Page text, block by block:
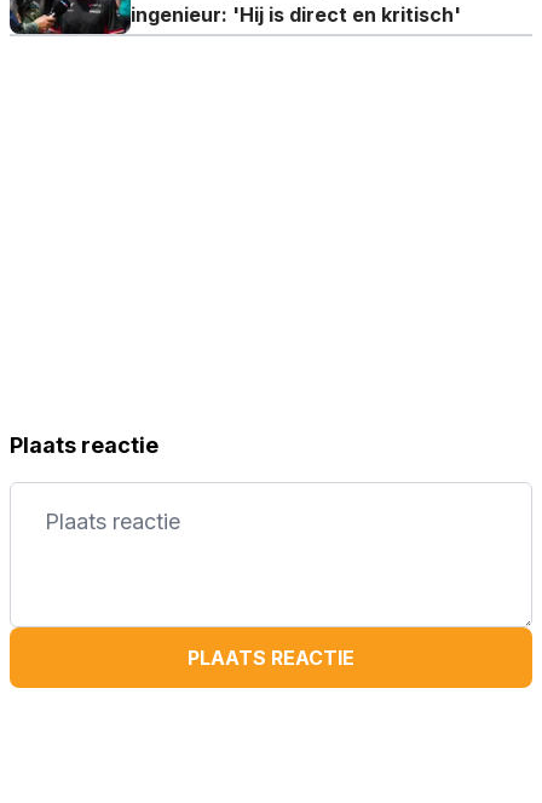
ingenieur: 'Hij is direct en kritisch'
Plaats reactie
PLAATS REACTIE